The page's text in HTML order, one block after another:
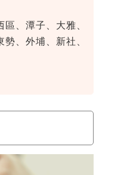
、潭子、大雅、
、外埔、新社、